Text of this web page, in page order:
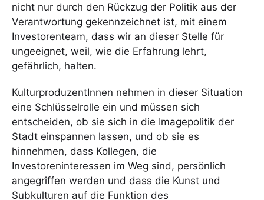
nicht nur durch den Rückzug der Politik aus der
Verantwortung gekennzeichnet ist, mit einem
Investorenteam, dass wir an dieser Stelle für
ungeeignet, weil, wie die Erfahrung lehrt,
gefährlich, halten.
KulturproduzentInnen nehmen in dieser Situation
eine Schlüsselrolle ein und müssen sich
entscheiden, ob sie sich in die Imagepolitik der
Stadt einspannen lassen, und ob sie es
hinnehmen, dass Kollegen, die
Investoreninteressen im Weg sind, persönlich
angegriffen werden und dass die Kunst und
Subkulturen auf die Funktion des